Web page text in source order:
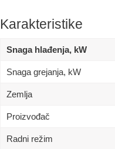
Karakteristike
Snaga hlađenja, kW
Snaga grejanja, kW
Zemlja
Proizvođač
Radni režim